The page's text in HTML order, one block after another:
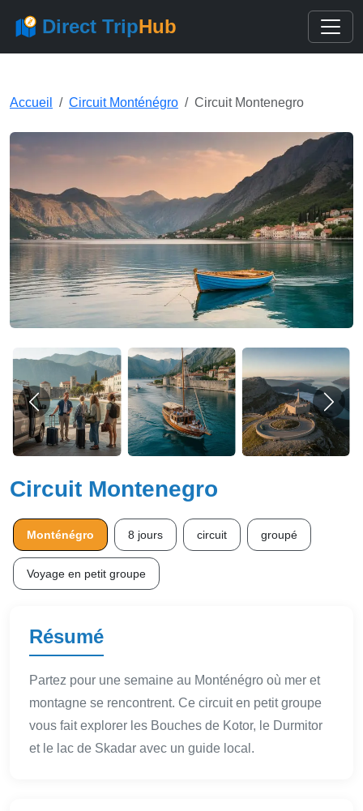
Direct TripHub
Accueil Circuit Monténégro Circuit Montenegro
Circuit Montenegro
Monténégro 8 jours circuit groupé
Voyage en petit groupe
Résumé
Partez pour une semaine au Monténégro où mer et
montagne se rencontrent. Ce circuit en petit groupe
vous fait explorer les Bouches de Kotor, le Durmitor
et le lac de Skadar avec un guide local.